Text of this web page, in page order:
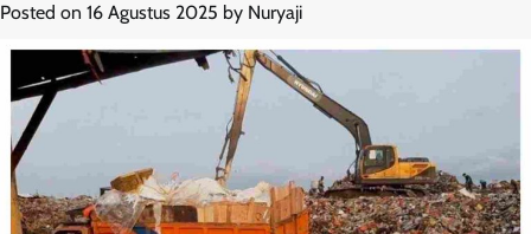
Posted on 16 Agustus 2025 by Nuryaji